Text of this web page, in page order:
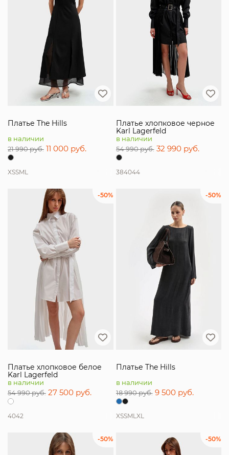
Платье The Hills
в наличии
21 990 руб. 11 000 руб.
XSSML
Платье хлопковое черное
Karl Lagerfeld
в наличии
54 990 руб. 32 990 руб.
384044
-50%
Платье хлопковое белое
Karl Lagerfeld
в наличии
54 990 руб. 27 500 руб.
4042
-50%
Платье The Hills
в наличии
18 990 руб. 9 500 руб.
XSSML XL
-50% -50%